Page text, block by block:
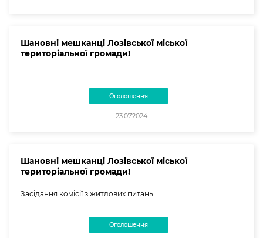
Шановні мешканці Лозівської міської
територіальної громади!
Оголошення
23.07.2024
Шановні мешканці Лозівської міської
територіальної громади!
Засідання комісії з житлових питань
Оголошення